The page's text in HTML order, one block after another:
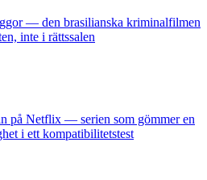
— den brasilianska kriminalfilmen
inte i rättssalen
på Netflix — serien som gömmer en
i ett kompatibilitetstest